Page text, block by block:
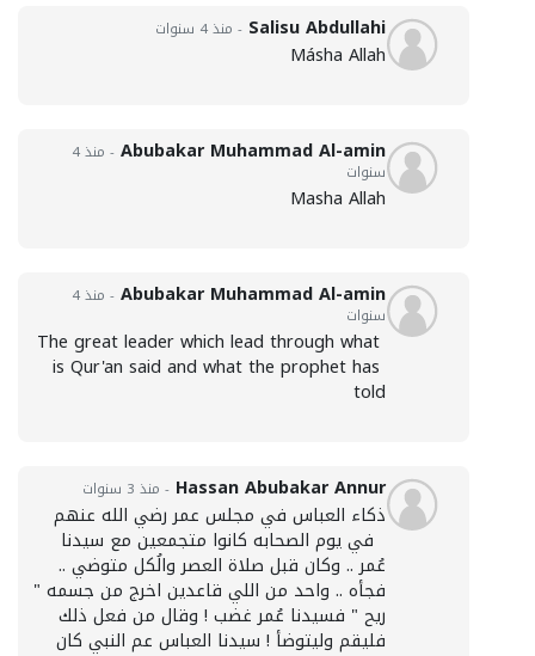
Salisu Abdullahi - منذ 4 سنوات
Másha Allah
Abubakar Muhammad Al-amin - منذ 4
سنوات
Masha Allah
Abubakar Muhammad Al-amin - منذ 4
سنوات
The great leader which lead through what
is Qur'an said and what the prophet has
told
Hassan Abubakar Annur - منذ 3 سنوات